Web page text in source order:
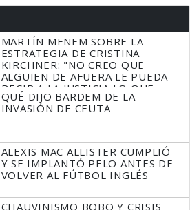
MARTÍN MENEM SOBRE LA
ESTRATEGIA DE CRISTINA
KIRCHNER: "NO CREO QUE
ALGUIEN DE AFUERA LE PUEDA
DECIR A LA JUSTICIA LO QUE
TIENE QUE HACER"
QUÉ DIJO BARDEM DE LA
INVASIÓN DE CEUTA
ALEXIS MAC ALLISTER CUMPLIÓ
Y SE IMPLANTÓ PELO ANTES DE
VOLVER AL FÚTBOL INGLÉS
CHAUVINISMO BOBO Y CRISIS